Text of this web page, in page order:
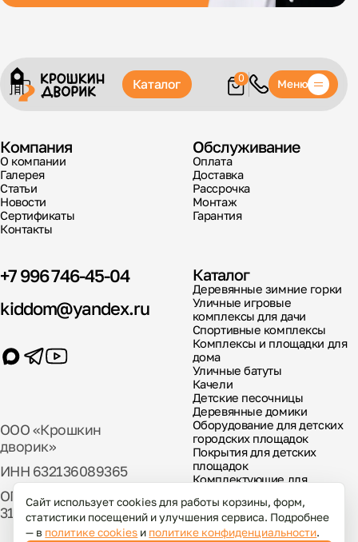
Каталог 0 Меню
+7 996 746-45-04
kiddom@yandex.ru
ООО «Крошкин
дворик»
ИНН 632136089365
ОГРН
317631300029000
Компания
О компании
Галерея
Статьи
Новости
Сертификаты
Контакты
Обслуживание
Оплата
Доставка
Рассрочка
Монтаж
Гарантия
Каталог
Деревянные зимние горки
Уличные игровые
комплексы для дачи
Спортивные комплексы
Комплексы и площадки для
дома
Уличные батуты
Качели
Детские песочницы
Деревянные домики
Оборудование для детских
городских площадок
Покрытия для детских
площадок
Комплектующие для
Сайт использует cookies для работы корзины, форм,
статистики посещений и улучшения сервиса. Подробнее
— в политике cookies и политике конфиденциальности.